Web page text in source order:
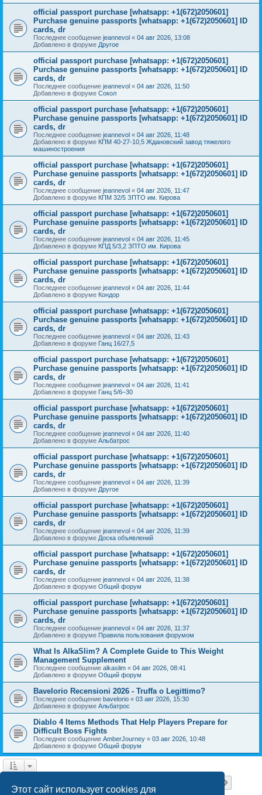
Этот сайт использует cookies для
official passport purchase [whatsapp: +1(672)2050601]
Purchase genuine passports [whatsapp: +1(672)2050601] ID
cards, dr
Последнее сообщение jeannevol « 04 авг 2026, 13:08
Добавлено в форуме Другое
official passport purchase [whatsapp: +1(672)2050601]
Purchase genuine passports [whatsapp: +1(672)2050601] ID
cards, dr
Последнее сообщение jeannevol « 04 авг 2026, 11:50
Добавлено в форуме Сокол
official passport purchase [whatsapp: +1(672)2050601]
Purchase genuine passports [whatsapp: +1(672)2050601] ID
cards, dr
Последнее сообщение jeannevol « 04 авг 2026, 11:48
Добавлено в форуме КПМ 40-27-10,5 Ждановский завод тяжелого
машиностроения
official passport purchase [whatsapp: +1(672)2050601]
Purchase genuine passports [whatsapp: +1(672)2050601] ID
cards, dr
Последнее сообщение jeannevol « 04 авг 2026, 11:47
Добавлено в форуме КПМ 32/5 ЗПТО им. Кирова
official passport purchase [whatsapp: +1(672)2050601]
Purchase genuine passports [whatsapp: +1(672)2050601] ID
cards, dr
Последнее сообщение jeannevol « 04 авг 2026, 11:45
Добавлено в форуме КПД 5/3,2 ЗПТО им. Кирова
official passport purchase [whatsapp: +1(672)2050601]
Purchase genuine passports [whatsapp: +1(672)2050601] ID
cards, dr
Последнее сообщение jeannevol « 04 авг 2026, 11:44
Добавлено в форуме Кондор
official passport purchase [whatsapp: +1(672)2050601]
Purchase genuine passports [whatsapp: +1(672)2050601] ID
cards, dr
Последнее сообщение jeannevol « 04 авг 2026, 11:43
Добавлено в форуме Ганц 16/27,5
official passport purchase [whatsapp: +1(672)2050601]
Purchase genuine passports [whatsapp: +1(672)2050601] ID
cards, dr
Последнее сообщение jeannevol « 04 авг 2026, 11:41
Добавлено в форуме Ганц 5/6–30
official passport purchase [whatsapp: +1(672)2050601]
Purchase genuine passports [whatsapp: +1(672)2050601] ID
cards, dr
Последнее сообщение jeannevol « 04 авг 2026, 11:40
Добавлено в форуме Альбатрос
official passport purchase [whatsapp: +1(672)2050601]
Purchase genuine passports [whatsapp: +1(672)2050601] ID
cards, dr
Последнее сообщение jeannevol « 04 авг 2026, 11:39
Добавлено в форуме Другое
official passport purchase [whatsapp: +1(672)2050601]
Purchase genuine passports [whatsapp: +1(672)2050601] ID
cards, dr
Последнее сообщение jeannevol « 04 авг 2026, 11:39
Добавлено в форуме Доска объявлений
official passport purchase [whatsapp: +1(672)2050601]
Purchase genuine passports [whatsapp: +1(672)2050601] ID
cards, dr
Последнее сообщение jeannevol « 04 авг 2026, 11:38
Добавлено в форуме Общий форум
official passport purchase [whatsapp: +1(672)2050601]
Purchase genuine passports [whatsapp: +1(672)2050601] ID
cards, dr
Последнее сообщение jeannevol « 04 авг 2026, 11:37
Добавлено в форуме Правила пользования форумом
What Is AlkaSlim? A Complete Guide to This Weight
Management Supplement
Последнее сообщение alkaslim « 04 авг 2026, 08:41
Добавлено в форуме Общий форум
Bavelorio Recensioni 2026 - Truffa o Legittimo?
Последнее сообщение bavelorio « 03 авг 2026, 15:30
Добавлено в форуме Альбатрос
Diablo 4 Items Methods That Help Players Prepare for
Difficult Boss Fights
Последнее сообщение AmberJourney « 03 авг 2026, 10:48
Добавлено в форуме Общий форум